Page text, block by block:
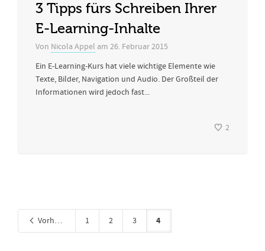
3 Tipps fürs Schreiben Ihrer
E-Learning-Inhalte
Von Nicola Appel am 26. Februar 2015
Ein E-Learning-Kurs hat viele wichtige Elemente wie
Texte, Bilder, Navigation und Audio. Der Großteil der
Informationen wird jedoch fast...
2
Vorherige 1 2 3 4